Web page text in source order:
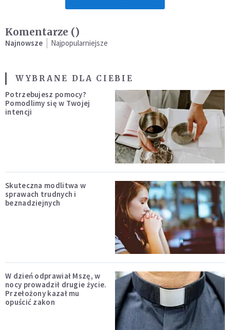
Komentarze ()
Najnowsze Najpopularniejsze
WYBRANE DLA CIEBIE
Potrzebujesz pomocy?
Pomodlimy się w Twojej
intencji
Skuteczna modlitwa w
sprawach trudnych i
beznadziejnych
W dzień odprawiał Mszę, w
nocy prowadził drugie życie.
Przełożony kazał mu
opuścić zakon